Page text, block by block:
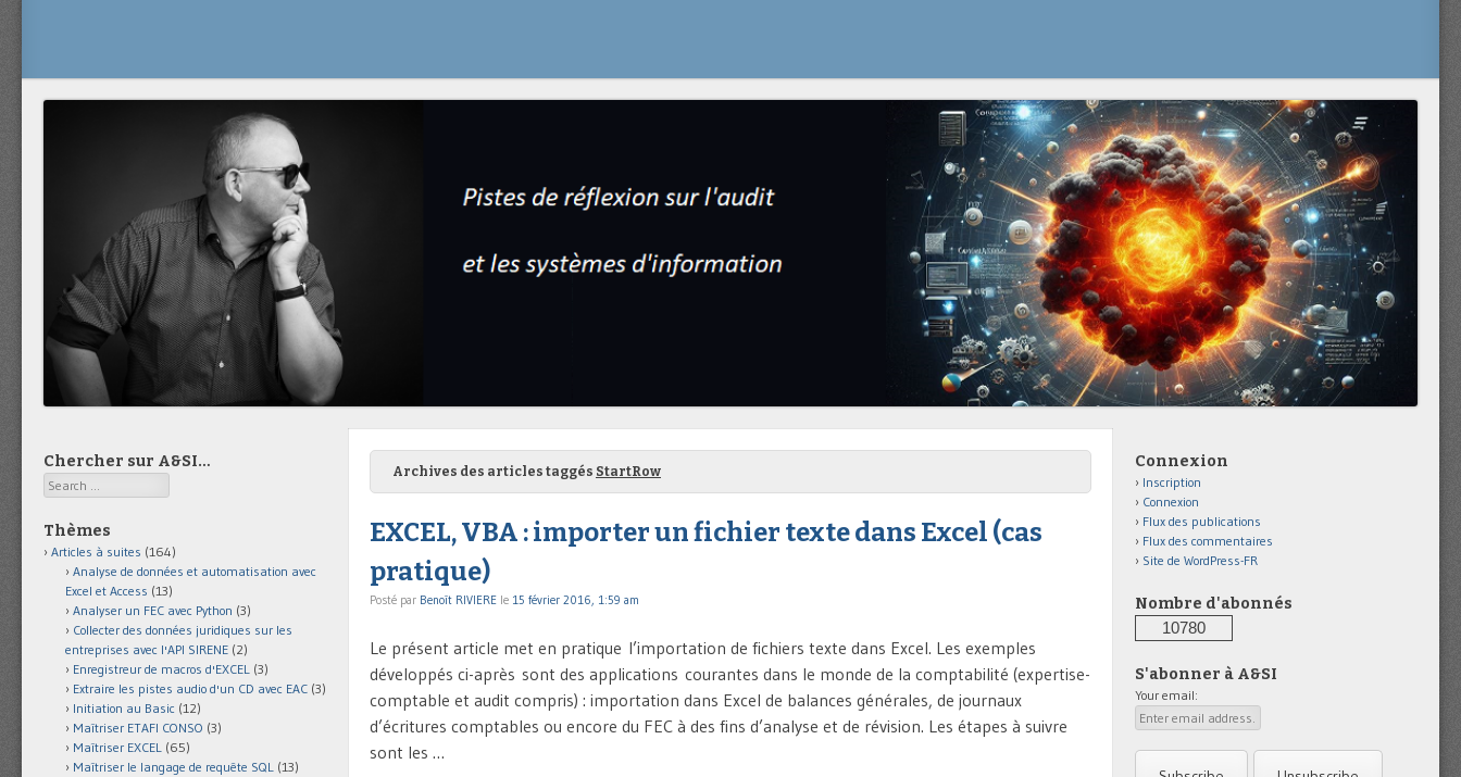
Archives des articles taggés StartRow
EXCEL, VBA : importer un fichier texte dans Excel (cas
pratique)
Posté par Benoît RIVIERE le 15 février 2016, 1:59 am
Le présent article met en pratique l’importation de fichiers texte dans Excel. Les exemples
développés ci-après sont des applications courantes dans le monde de la comptabilité (expertise-
comptable et audit compris) : importation dans Excel de balances générales, de journaux
d’écritures comptables ou encore du FEC à des fins d’analyse et de révision. Les étapes à suivre
sont les …
Chercher sur A&SI…
Search
Thèmes
Articles à suites (164)
Analyse de données et automatisation avec
Excel et Access (13)
Analyser un FEC avec Python (3)
Collecter des données juridiques sur les
entreprises avec l'API SIRENE (2)
Enregistreur de macros d'EXCEL (3)
Extraire les pistes audio d'un CD avec EAC (3)
Initiation au Basic (12)
Maîtriser ETAFI CONSO (3)
Maîtriser EXCEL (65)
Maîtriser le langage de requête SQL (13)
Connexion
Inscription
Connexion
Flux des publications
Flux des commentaires
Site de WordPress-FR
Nombre d'abonnés
10780
S'abonner à A&SI
Your email: